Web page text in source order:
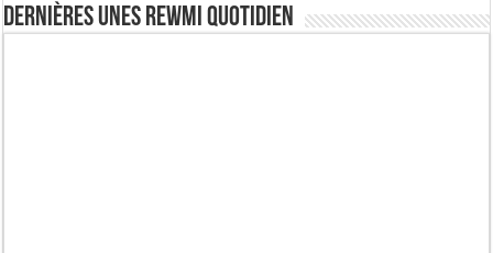
Dernières Unes Rewmi Quotidien